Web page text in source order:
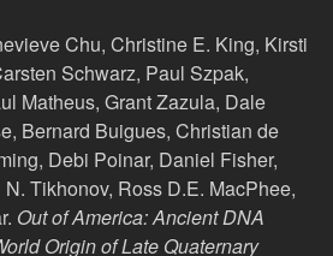
Chu, Christine E. King, Kirsti
Schwarz, Paul Szpak,
Matheus, Grant Zazula, Dale
Bernard Buigues, Christian de
Debi Poinar, Daniel Fisher,
Tikhonov, Ross D.E. MacPhee,
Out of America: Ancient DNA
Origin of Late Quaternary